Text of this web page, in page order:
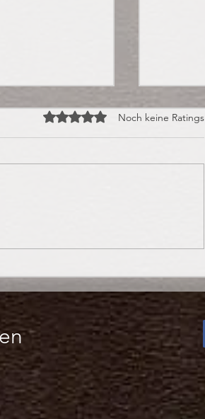
Mit 0 von 5 Sternen bewertet.
Noch keine Ratings